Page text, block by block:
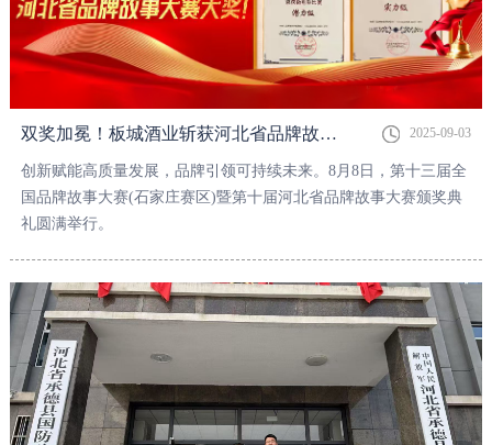
双奖加冕！板城酒业斩获河北省品牌故事大赛大奖！ 2025-09-03
创新赋能高质量发展，品牌引领可持续未来。8月8日，第十三届全
国品牌故事大赛(石家庄赛区)暨第十届河北省品牌故事大赛颁奖典
礼圆满举行。